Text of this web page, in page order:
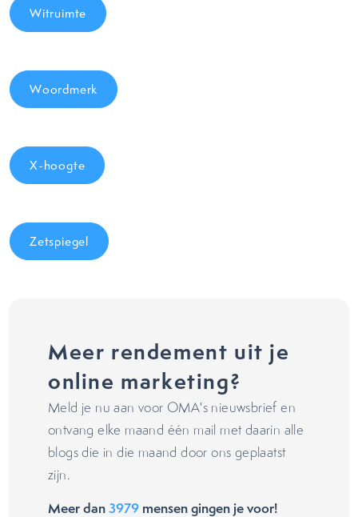
Witruimte
Woordmerk
X-hoogte
Zetspiegel
Meer rendement uit je
online marketing?
Meld je nu aan voor OMA's nieuwsbrief en
ontvang elke maand één mail met daarin alle
blogs die in die maand door ons geplaatst
zijn.
Meer dan3979 mensen gingen je voor!